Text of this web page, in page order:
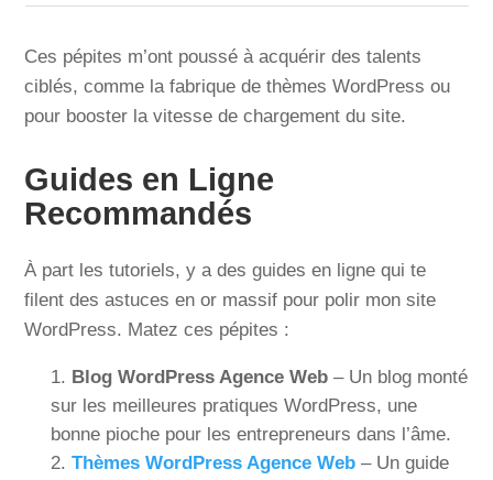
Ces pépites m’ont poussé à acquérir des talents
ciblés, comme la fabrique de thèmes WordPress ou
pour booster la vitesse de chargement du site.
Guides en Ligne
Recommandés
À part les tutoriels, y a des guides en ligne qui te
filent des astuces en or massif pour polir mon site
WordPress. Matez ces pépites :
Blog WordPress Agence Web – Un blog monté
sur les meilleures pratiques WordPress, une
bonne pioche pour les entrepreneurs dans l’âme.
Thèmes WordPress Agence Web – Un guide